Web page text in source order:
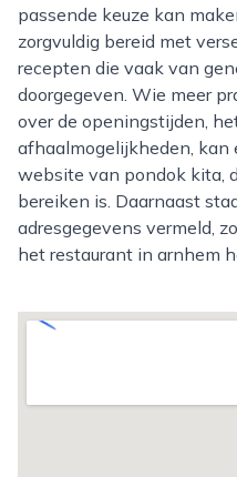
passende keuze kan
zorgvuldig bereid met
recepten die vaak van
doorgegeven. Wie meer
over de openingstijden,
afhaalmogelijkheden, kan
website van pondok kita,
bereiken is. Daarnaast
adresgegevens vermeld,
het restaurant in arnhem